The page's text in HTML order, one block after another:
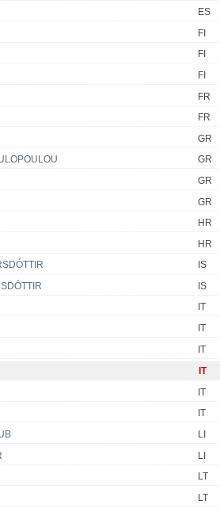
ES
FI
FI
FI
FR
FR
GR
GR
GR
GR
HR
HR
IS
IS
IT
IT
IT
IT
IT
IT
LI
LI
LT
LT